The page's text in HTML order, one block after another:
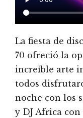
La fiesta de
70 ofreció la
increíble arte
todos
noche con los
y DJ Africa